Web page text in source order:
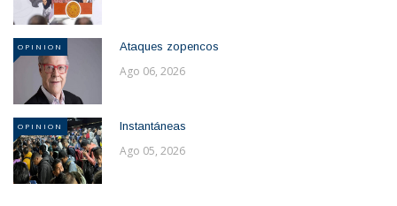
OPINION Ataques zopencos
Ago 06, 2026
OPINION Instantáneas
Ago 05, 2026